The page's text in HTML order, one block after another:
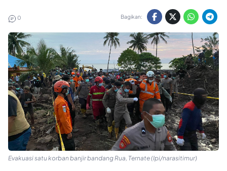
0 Bagikan:
Evakuasi satu korban banjir bandang Rua, Ternate (Ipi/narasitimur)